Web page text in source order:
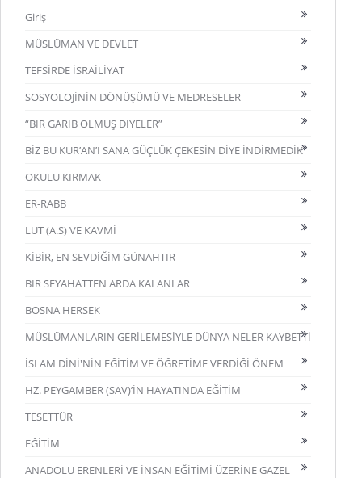
Giriş
MÜSLÜMAN VE DEVLET
TEFSİRDE İSRAİLİYAT
SOSYOLOJİNİN DÖNÜŞÜMÜ VE MEDRESELER
“BİR GARİB ÖLMÜŞ DİYELER”
BİZ BU KUR’AN’I SANA GÜÇLÜK ÇEKESİN DİYE İNDİRMEDİK
OKULU KIRMAK
ER-RABB
LUT (A.S) VE KAVMİ
KİBİR, EN SEVDİĞİM GÜNAHTIR
BİR SEYAHATTEN ARDA KALANLAR
BOSNA HERSEK
MÜSLÜMANLARIN GERİLEMESİYLE DÜNYA NELER KAYBETTİ
İSLAM DİNİ'NİN EĞİTİM VE ÖĞRETİME VERDİĞİ ÖNEM
HZ. PEYGAMBER (SAV)’İN HAYATINDA EĞİTİM
TESETTÜR
EĞİTİM
ANADOLU ERENLERİ VE İNSAN EĞİTİMİ ÜZERİNE GAZEL